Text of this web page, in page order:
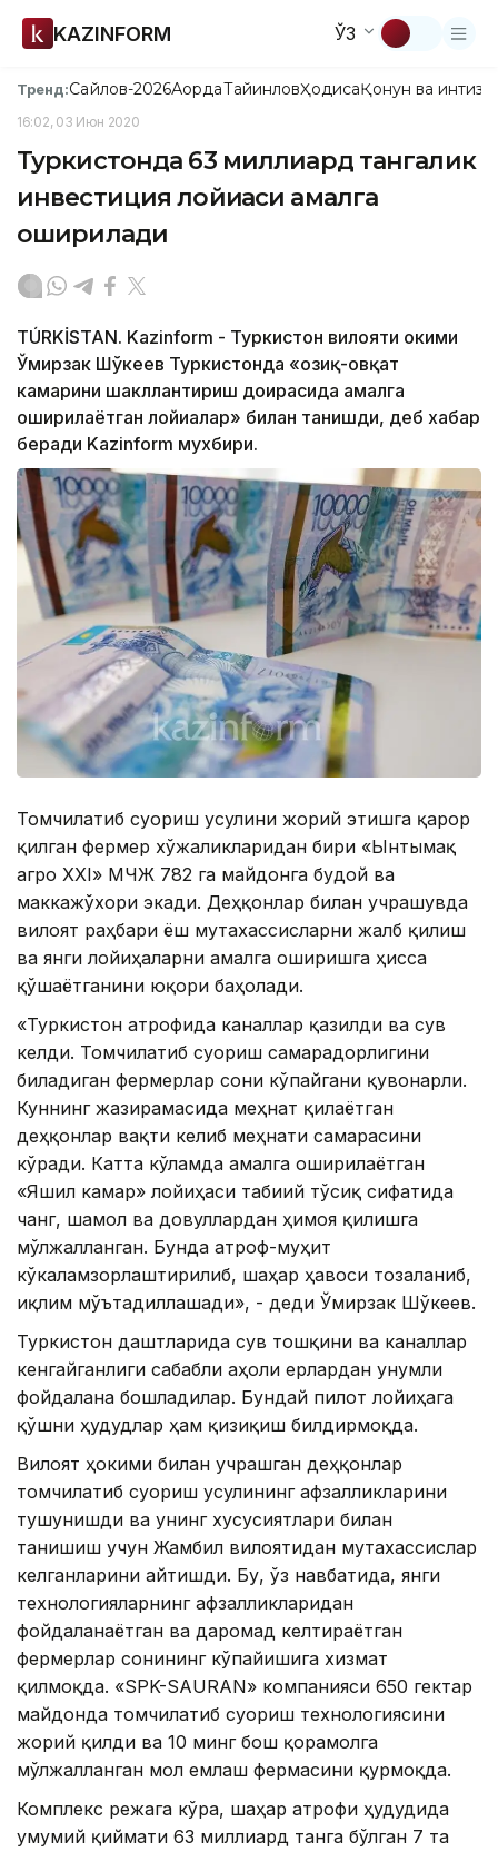
KAZINFORM ЎЗ
Тренд:Сайлов-2026АқордаТайинловҲодисаҚонун ва
16:02, 03 Июн 2020
Туркистонда 63 миллиард тангалик
инвестиция лойиҳаси амалга
оширилади
TÚRKİSTAN. Kazinform - Туркистон вилояти ҳокими
Ўмирзак Шўкеев Туркистонда «озиқ-овқат
камарини шакллантириш доирасида амалга
оширилаётган лойиҳалар» билан танишди, деб хабар
беради Kazinform мухбири.
Томчилатиб суғориш усулини жорий этишга қарор
қилган фермер хўжаликларидан бири «Ынтымақ
агро XXI» МЧЖ 782 га майдонга буғдой ва
маккажўхори экади. Деҳқонлар билан учрашувда
вилоят раҳбари ёш мутахассисларни жалб қилиш
ва янги лойиҳаларни амалга оширишга ҳисса
қўшаётганини юқори баҳолади.
«Туркистон атрофида каналлар қазилди ва сув
келди. Томчилатиб суғориш самарадорлигини
биладиган фермерлар сони кўпайгани қувонарли.
Куннинг жазирамасида меҳнат қилаётган
деҳқонлар вақти келиб меҳнати самарасини
кўради. Катта кўламда амалга оширилаётган
«Яшил камар» лойиҳаси табиий тўсиқ сифатида
чанг, шамол ва довуллардан ҳимоя қилишга
мўлжалланган. Бунда атроф-муҳит
кўкаламзорлаштирилиб, шаҳар ҳавоси тозаланиб,
иқлим мўътадиллашади», - деди Ўмирзак Шўкеев.
Туркистон даштларида сув тошқини ва каналлар
кенгайганлиги сабабли аҳоли ерлардан унумли
фойдалана бошладилар. Бундай пилот лойиҳага
қўшни ҳудудлар ҳам қизиқиш билдирмоқда.
Вилоят ҳокими билан учрашган деҳқонлар
томчилатиб суғориш усулининг афзалликларини
тушунишди ва унинг хусусиятлари билан
танишиш учун Жамбил вилоятидан мутахассислар
келганларини айтишди. Бу, ўз навбатида, янги
технологияларнинг афзалликларидан
фойдаланаётган ва даромад келтираётган
фермерлар сонининг кўпайишига хизмат
қилмоқда. «SPK-SAURAN» компанияси 650 гектар
майдонда томчилатиб суғориш технологиясини
жорий қилди ва 10 минг бош қорамолга
мўлжалланган мол емлаш фермасини қурмоқда.
Комплекс режага кўра, шаҳар атрофи ҳудудида
умумий қиймати 63 миллиард танга бўлган 7 та